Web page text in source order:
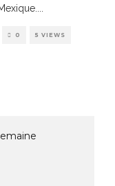
...
0 5 VIEWS